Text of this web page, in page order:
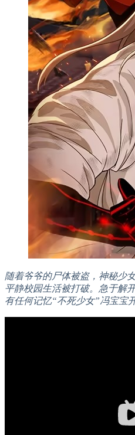
随着爷爷的尸体被盗，神秘少
平静校园生活被打破。急于解
有任何记忆“不死少女”冯宝